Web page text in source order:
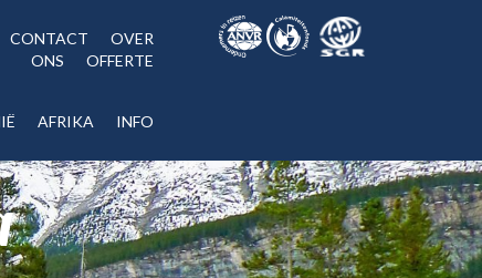
CONTACT
OVER
ONS
OFFERTE
AFRIKA INFO